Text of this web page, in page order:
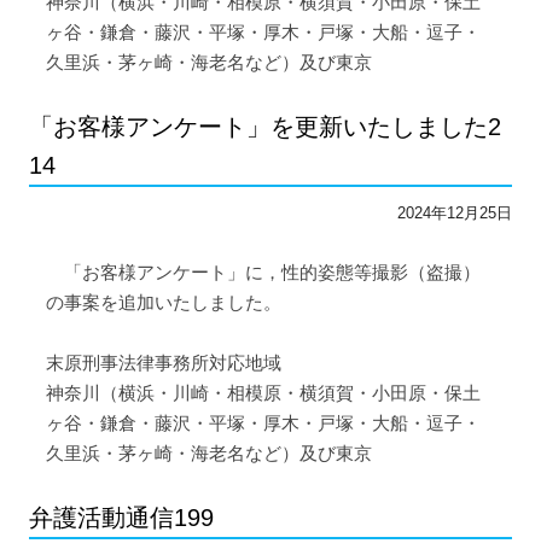
ヶ谷・鎌倉・藤沢・平塚・厚木・戸塚・大船・逗子・
久里浜・茅ヶ崎・海老名など）及び東京
「お客様アンケート」を更新いたしました2
14
2024年12月25日
「お客様アンケート」に，性的姿態等撮影（盗撮）
の事案を追加いたしました。
末原刑事法律事務所対応地域
神奈川（横浜・川崎・相模原・横須賀・小田原・保土
ヶ谷・鎌倉・藤沢・平塚・厚木・戸塚・大船・逗子・
久里浜・茅ヶ崎・海老名など）及び東京
弁護活動通信199